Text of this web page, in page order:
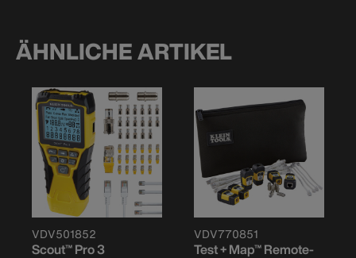
ÄHNLICHE ARTIKEL
VDV501852
Scout™ Pro 3
VDV770851
Test + Map™ Remote-